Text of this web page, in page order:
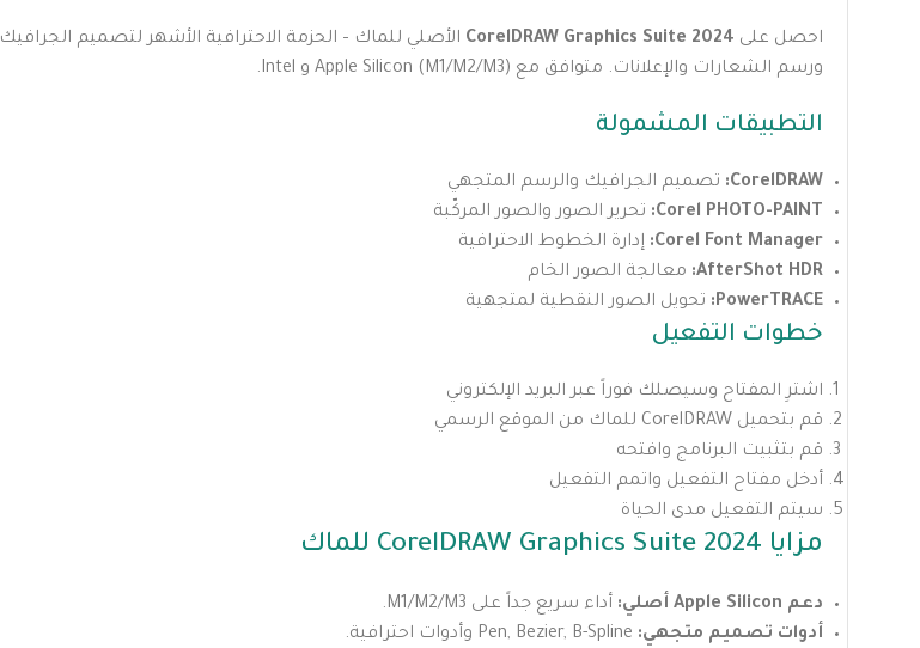
احصل على CorelDRAW Graphics Suite 2024 الأصلي للماك – الحزمة الاحترافية الأشهر لتصميم الجرافيك
ورسم الشعارات والإعلانات. متوافق مع Apple Silicon (M1/M2/M3) و Intel.
التطبيقات المشمولة
CorelDRAW:
تصميم الجرافيك والرسم المتجهي
Corel PHOTO-PAINT:
تحرير الصور والصور المركّبة
Corel Font Manager: إدارة الخطوط الاحترافية
AfterShot HDR: معالجة الصور الخام
PowerTRACE:
تحويل الصور النقطية لمتجهية
خطوات التفعيل
اشترِ المفتاح وسيصلك فوراً عبر البريد الإلكتروني
قم بتحميل CorelDRAW للماك من الموقع الرسمي
قم بتثبيت البرنامج وافتحه
أدخل مفتاح التفعيل واتمم التفعيل
سيتم التفعيل مدى الحياة
مزايا CorelDRAW Graphics Suite 2024 للماك
دعم Apple Silicon أصلي:
أداء سريع جداً على M1/M2/M3.
أدوات تصميم متجهي: